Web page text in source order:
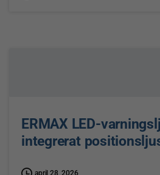
ERMAX LED-
integrerat